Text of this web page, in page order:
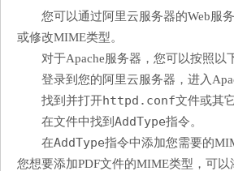
您可以通过阿里云服务器的Web服
或修改MIME类型。
对于Apache服务器，您可以按照以
登录到您的阿里云服务器，进入
找到并打开httpd.conf文件或其
在文件中找到 AddType指令。
在AddType指令中添加您需要的
您想要添加PDF文件的MIME类型，可以